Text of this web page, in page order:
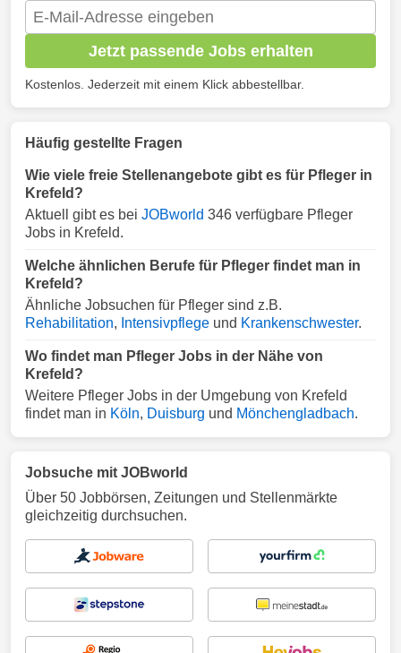
Jetzt passende Jobs erhalten
Kostenlos. Jederzeit mit einem Klick abbestellbar.
Häufig gestellte Fragen
Wie viele freie Stellenangebote gibt es für Pfleger in
Krefeld?
Aktuell gibt es bei JOBworld 346 verfügbare Pfleger
Jobs in Krefeld.
Welche ähnlichen Berufe für Pfleger findet man in
Krefeld?
Ähnliche Jobsuchen für Pfleger sind z.B.
Rehabilitation, Intensivpflege und Krankenschwester.
Wo findet man Pfleger Jobs in der Nähe von
Krefeld?
Weitere Pfleger Jobs in der Umgebung von Krefeld
findet man in Köln, Duisburg und Mönchengladbach.
Jobsuche mit JOBworld
Über 50 Jobbörsen, Zeitungen und Stellenmärkte
gleichzeitig durchsuchen.